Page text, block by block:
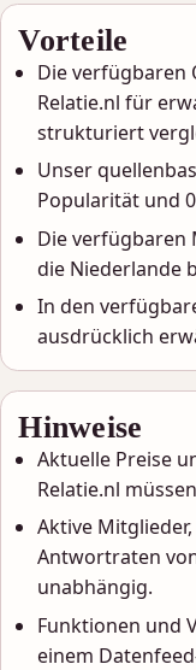
Vorteile
Die verfügbaren
Relatie.nl für
strukturiert
Unser
Popularität und
Die verfügbaren
die Niederlande
In den
ausdrücklich
Hinweise
Aktuelle Preise
Relatie.nl
Aktive
Antwortraten
unabhängig.
Funktionen und
einem